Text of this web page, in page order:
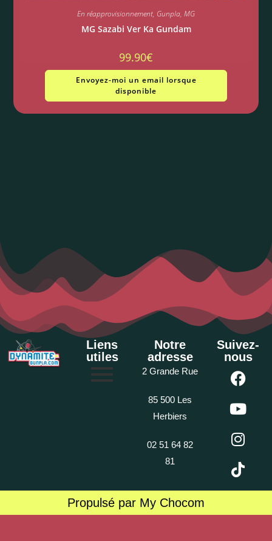
En réapprovisionnement, Gunpla, MG
MG Sazabi Ver Ka Gundam
99.90€
Envoyez-moi un email lorsque
disponible
Liens
utiles
Notre
adresse
2 Grande Rue
85 500 Les
Herbiers
02 51 64 82
81
Suivez-
nous
Propulsé par My Chocom